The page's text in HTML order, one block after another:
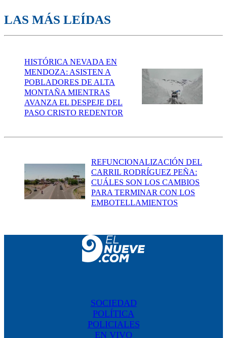
LAS MÁS LEÍDAS
HISTÓRICA NEVADA EN
MENDOZA: ASISTEN A
POBLADORES DE ALTA
MONTAÑA MIENTRAS
AVANZA EL DESPEJE DEL
PASO CRISTO REDENTOR
REFUNCIONALIZACIÓN DEL
CARRIL RODRÍGUEZ PEÑA:
CUÁLES SON LOS CAMBIOS
PARA TERMINAR CON LOS
EMBOTELLAMIENTOS
SOCIEDAD
POLÍTICA
POLICIALES
EN VIVO